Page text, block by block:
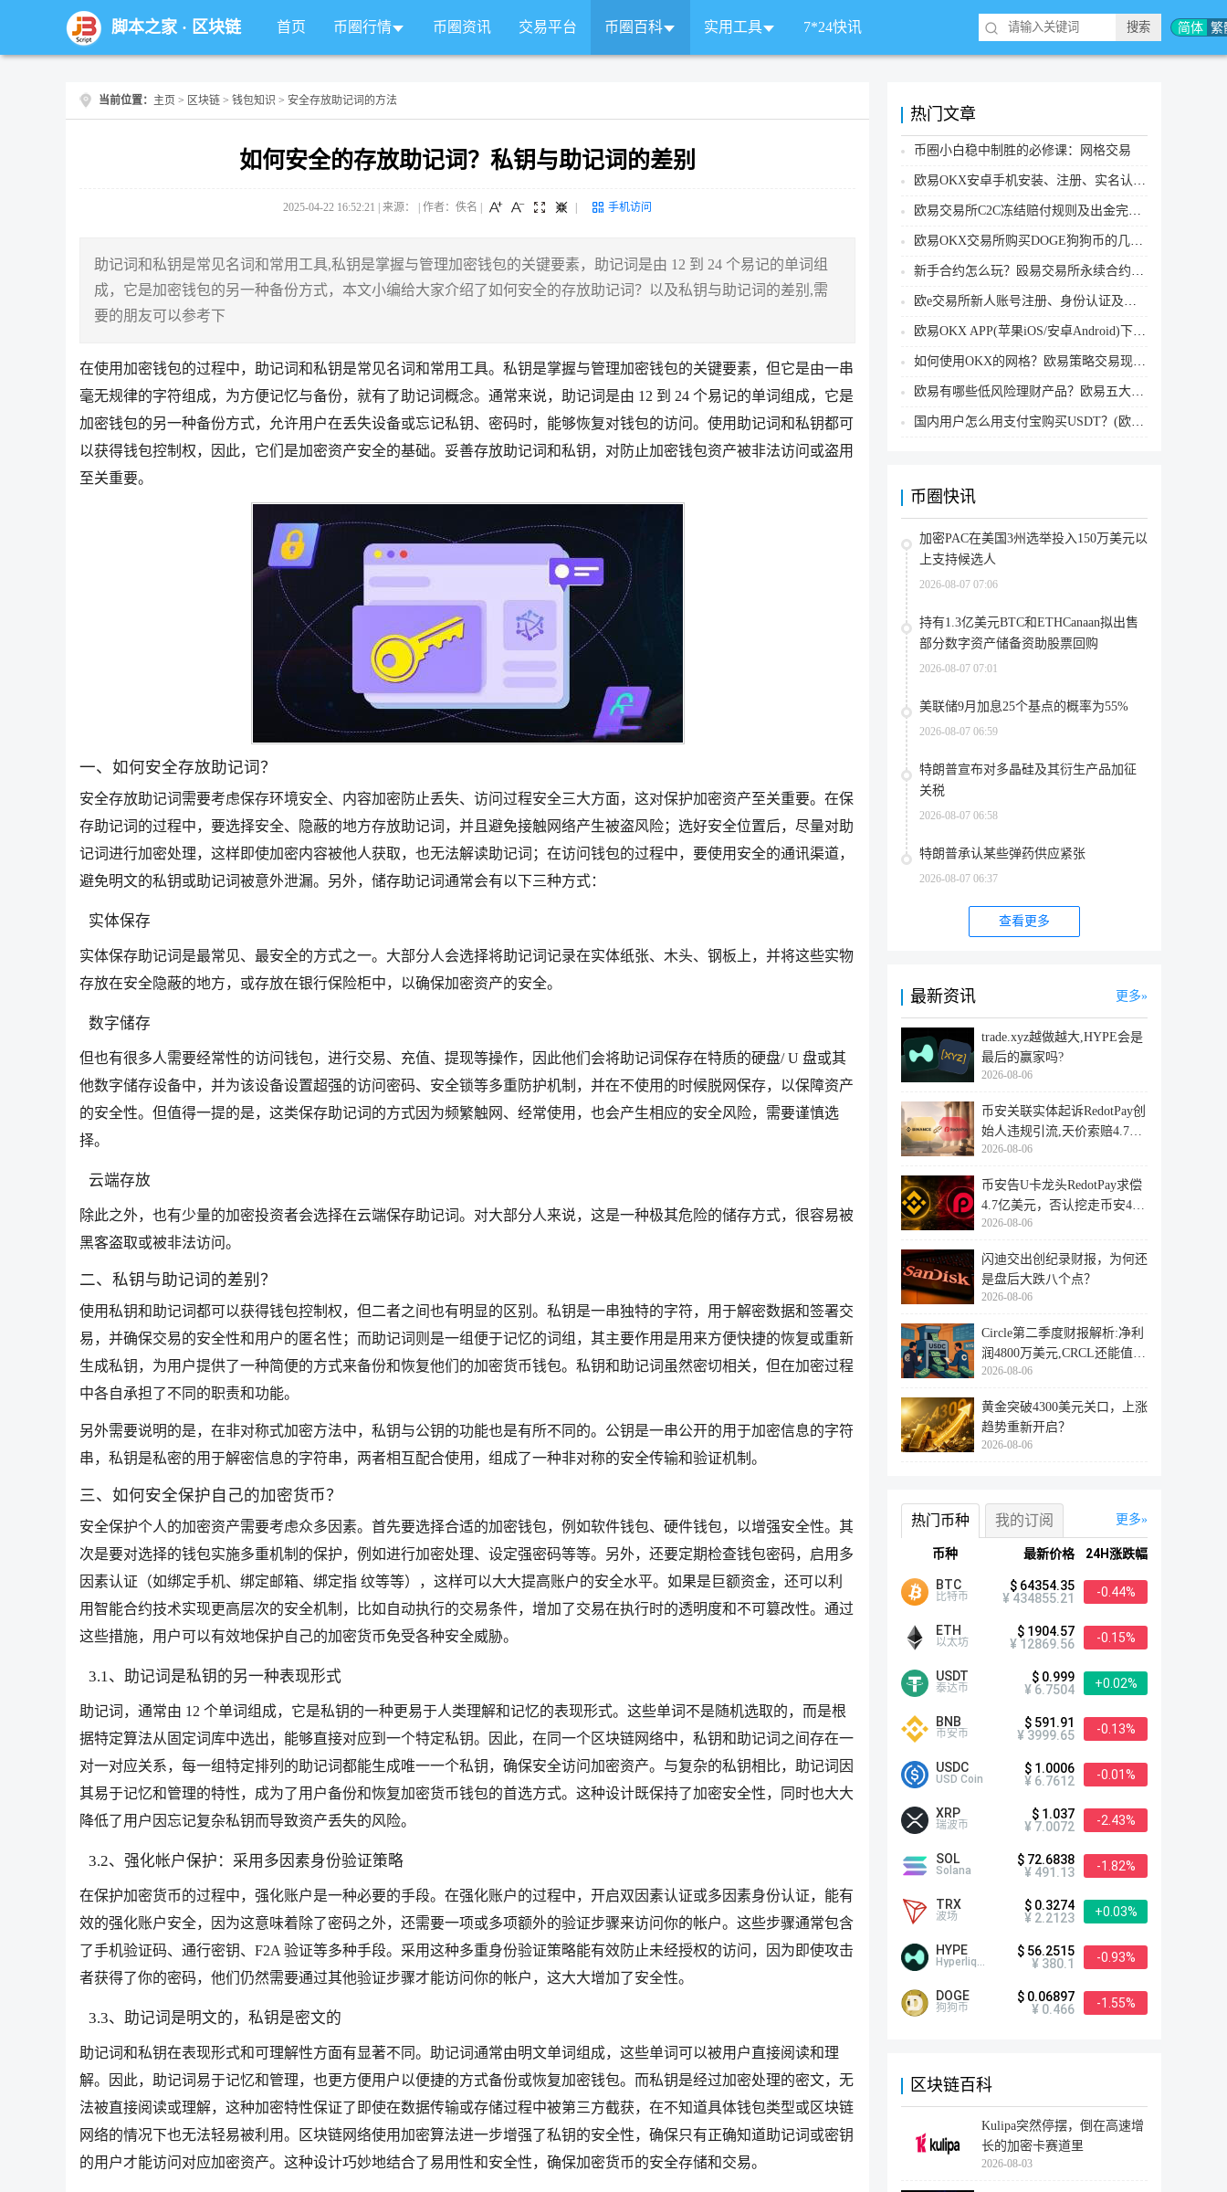
简体 繁
脚本之家· 区块链 首页 币圈行情 币圈资讯 交易平台 币圈百科 实用工具 7*24快讯
当前位置： 主页 > 区块链 > 钱包知识 > 安全存放助记词的方法
如何安全的存放助记词？私钥与助记词的差别
2025-04-22 16:52:21 | 来源： | 作者：佚名 手机访问
助记词和私钥是常见名词和常用工具,私钥是掌握与管理加密钱包的关键要素，助记词是由 12 到 24 个易记的单词组
成，它是加密钱包的另一种备份方式，本文小编给大家介绍了如何安全的存放助记词？以及私钥与助记词的差别,需
要的朋友可以参考下
在使用加密钱包的过程中，助记词和私钥是常见名词和常用工具。私钥是掌握与管理加密钱包的关键要素，但它是由一串
毫无规律的字符组成，为方便记忆与备份，就有了助记词概念。通常来说，助记词是由 12 到 24 个易记的单词组成，它是
加密钱包的另一种备份方式，允许用户在丢失设备或忘记私钥、密码时，能够恢复对钱包的访问。使用助记词和私钥都可
以获得钱包控制权，因此，它们是加密资产安全的基础。妥善存放助记词和私钥，对防止加密钱包资产被非法访问或盗用
至关重要。
一、如何安全存放助记词？
安全存放助记词需要考虑保存环境安全、内容加密防止丢失、访问过程安全三大方面，这对保护加密资产至关重要。在保
存助记词的过程中，要选择安全、隐蔽的地方存放助记词，并且避免接触网络产生被盗风险；选好安全位置后，尽量对助
记词进行加密处理，这样即使加密内容被他人获取，也无法解读助记词；在访问钱包的过程中，要使用安全的通讯渠道，
避免明文的私钥或助记词被意外泄漏。另外，储存助记词通常会有以下三种方式：
实体保存
实体保存助记词是最常见、最安全的方式之一。大部分人会选择将助记词记录在实体纸张、木头、钢板上，并将这些实物
存放在安全隐蔽的地方，或存放在银行保险柜中，以确保加密资产的安全。
数字储存
但也有很多人需要经常性的访问钱包，进行交易、充值、提现等操作，因此他们会将助记词保存在特质的硬盘/ U 盘或其
他数字储存设备中，并为该设备设置超强的访问密码、安全锁等多重防护机制，并在不使用的时候脱网保存，以保障资产
的安全性。但值得一提的是，这类保存助记词的方式因为频繁触网、经常使用，也会产生相应的安全风险，需要谨慎选
择。
云端存放
除此之外，也有少量的加密投资者会选择在云端保存助记词。对大部分人来说，这是一种极其危险的储存方式，很容易被
黑客盗取或被非法访问。
二、私钥与助记词的差别？
使用私钥和助记词都可以获得钱包控制权，但二者之间也有明显的区别。私钥是一串独特的字符，用于解密数据和签署交
易，并确保交易的安全性和用户的匿名性；而助记词则是一组便于记忆的词组，其主要作用是用来方便快捷的恢复或重新
生成私钥，为用户提供了一种简便的方式来备份和恢复他们的加密货币钱包。私钥和助记词虽然密切相关，但在加密过程
中各自承担了不同的职责和功能。
另外需要说明的是，在非对称式加密方法中，私钥与公钥的功能也是有所不同的。公钥是一串公开的用于加密信息的字符
串，私钥是私密的用于解密信息的字符串，两者相互配合使用，组成了一种非对称的安全传输和验证机制。
三、如何安全保护自己的加密货币？
安全保护个人的加密资产需要考虑众多因素。首先要选择合适的加密钱包，例如软件钱包、硬件钱包，以增强安全性。其
次是要对选择的钱包实施多重机制的保护，例如进行加密处理、设定强密码等等。另外，还要定期检查钱包密码，启用多
因素认证（如绑定手机、绑定邮箱、绑定指 纹等等），这样可以大大提高账户的安全水平。如果是巨额资金，还可以利
用智能合约技术实现更高层次的安全机制，比如自动执行的交易条件，增加了交易在执行时的透明度和不可篡改性。通过
这些措施，用户可以有效地保护自己的加密货币免受各种安全威胁。
3.1、助记词是私钥的另一种表现形式
助记词，通常由 12 个单词组成，它是私钥的一种更易于人类理解和记忆的表现形式。这些单词不是随机选取的，而是根
据特定算法从固定词库中选出，能够直接对应到一个特定私钥。因此，在同一个区块链网络中，私钥和助记词之间存在一
对一对应关系，每一组特定排列的助记词都能生成唯一一个私钥，确保安全访问加密资产。与复杂的私钥相比，助记词因
其易于记忆和管理的特性，成为了用户备份和恢复加密货币钱包的首选方式。这种设计既保持了加密安全性，同时也大大
降低了用户因忘记复杂私钥而导致资产丢失的风险。
3.2、强化帐户保护：采用多因素身份验证策略
在保护加密货币的过程中，强化账户是一种必要的手段。在强化账户的过程中，开启双因素认证或多因素身份认证，能有
效的强化账户安全，因为这意味着除了密码之外，还需要一项或多项额外的验证步骤来访问你的帐户。这些步骤通常包含
了手机验证码、通行密钥、F2A 验证等多种手段。采用这种多重身份验证策略能有效防止未经授权的访问，因为即使攻击
者获得了你的密码，他们仍然需要通过其他验证步骤才能访问你的帐户，这大大增加了安全性。
3.3、助记词是明文的，私钥是密文的
助记词和私钥在表现形式和可理解性方面有显著不同。助记词通常由明文单词组成，这些单词可以被用户直接阅读和理
解。因此，助记词易于记忆和管理，也更方便用户以便捷的方式备份或恢复加密钱包。而私钥是经过加密处理的密文，无
法被直接阅读或理解，这种加密特性保证了即使在数据传输或存储过程中被第三方截获，在不知道具体钱包类型或区块链
网络的情况下也无法轻易被利用。区块链网络使用加密算法进一步增强了私钥的安全性，确保只有正确知道助记词或密钥
的用户才能访问对应加密资产。这种设计巧妙地结合了易用性和安全性，确保加密货币的安全存储和交易。
热门文章
币圈小白稳中制胜的必修课：网格交易
欧易OKX安卓手机安装、注册、实名认证、买币转账新手实操教程
欧易交易所C2C冻结赔付规则及出金完整流程
欧易OKX交易所购买DOGE狗狗币的几个方式汇总
新手合约怎么玩？殴易交易所永续合约操作步骤教程(APP/Web端)
欧e交易所新人账号注册、身份认证及安全设置教程
欧易OKX APP(苹果iOS/安卓Android)下载图文教程
如何使用OKX的网格？欧易策略交易现货网格新手操作流程
欧易有哪些低风险理财产品？欧易五大低风险理财产品详细介绍
国内用户怎么用支付宝购买USDT？(欧易交易所为例)
币圈快讯
加密PAC在美国3州选举投入150万美元以
上支持候选人
2026-08-07 07:06
持有1.3亿美元BTC和ETHCanaan拟出售
部分数字资产储备资助股票回购
2026-08-07 07:01
美联储9月加息25个基点的概率为55%
2026-08-07 06:59
特朗普宣布对多晶硅及其衍生产品加征
关税
2026-08-07 06:58
特朗普承认某些弹药供应紧张
2026-08-07 06:37
查看更多
最新资讯 更多
trade.xyz越做越大,HYPE会是
最后的赢家吗?
2026-08-06
币安关联实体起诉RedotPay创
始人违规引流,天价索赔4.728
亿美
2026-08-06
币安告U卡龙头RedotPay求偿
4.7亿美元，否认挖走币安47
万用户
2026-08-06
闪迪交出创纪录财报，为何还
是盘后大跌八个点？
2026-08-06
Circle第二季度财报解析:净利
润4800万美元,CRCL还能值得
投资
2026-08-06
黄金突破4300美元关口，上涨
趋势重新开启？
2026-08-06
更多
热门币种 我的订阅
币种 最新价格 24H涨跌幅
BTC
比特币
$ 64354.35
¥ 434855.21
-0.44%
ETH
以太坊
$ 1904.57
¥ 12869.56
-0.15%
USDT
泰达币
$ 0.999
¥ 6.7504
+0.02%
BNB
币安币
$ 591.91
¥ 3999.65
-0.13%
USDC
USD Coin
$ 1.0006
¥ 6.7612
-0.01%
XRP
瑞波币
$ 1.037
¥ 7.0072
-2.43%
SOL
Solana
$ 72.6838
¥ 491.13
-1.82%
TRX
波场
$ 0.3274
¥ 2.2123
+0.03%
HYPE
Hyperliquid
$ 56.2515
¥ 380.1
-0.93%
DOGE
狗狗币
$ 0.06897
¥ 0.466
-1.55%
区块链百科
Kulipa突然停摆，倒在高速增
长的加密卡赛道里
2026-08-03